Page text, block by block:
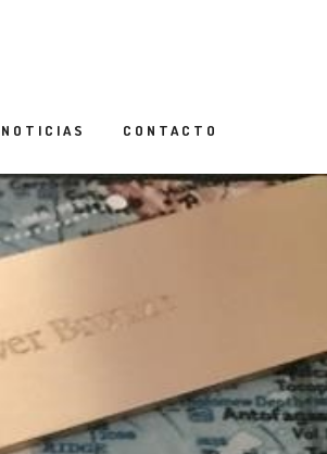
NOTICIAS CONTACTO